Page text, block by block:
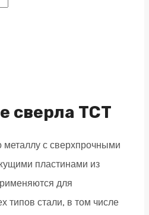
сверла TCT
металлу с сверхпрочными
пластинами из
для
типов стали, в том числе